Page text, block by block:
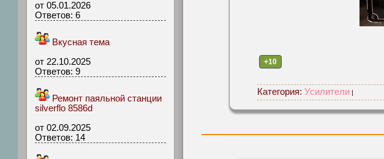
+10
Категория: Усилители |
от 05.01.2026
Ответов: 6
Вкусная тема
от 22.10.2025
Ответов: 9
Ремонт паяльной станции
silverflo 8586d
от 02.09.2025
Ответов: 14